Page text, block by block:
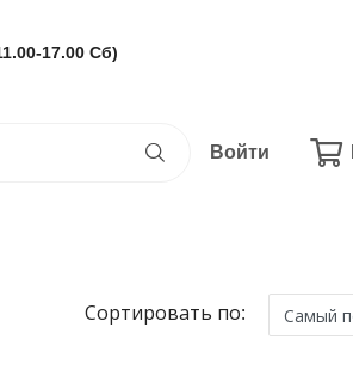
17.00 Сб)
Войти
Сортировать по: